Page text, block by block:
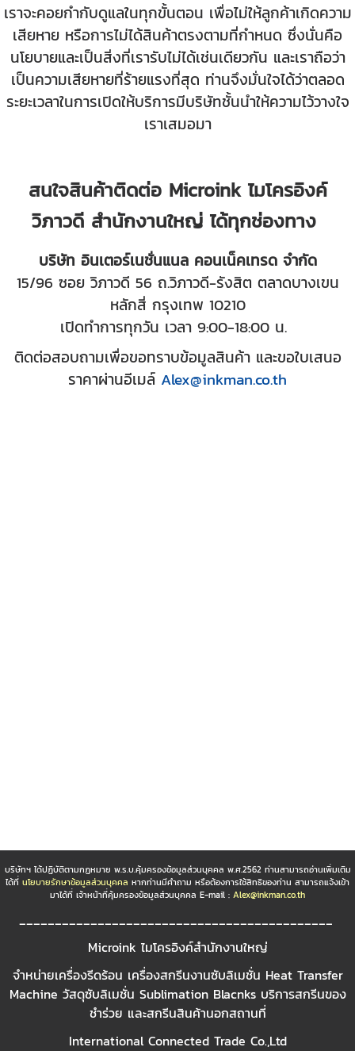
เราจะคอยกำกับดูแลในทุกขั้นตอน เพื่อไม่ให้ลูกค้าเกิดความ
เสียหาย หรือการไม่ได้สินค้าตรงตามที่กำหนด ซึ่งนั่นคือ
นโยบายและเป็นสิ่งที่เรารับไม่ได้เช่นเดียวกัน และเราถือว่า
เป็นความเสียหายที่ร้ายแรงที่สุด ท่านจึงมั่นใจได้ว่าตลอด
ระยะเวลาในการเปิดให้บริการมีบริษัทชั้นนำให้ความไว้วางใจ
เราเสมอมา
สนใจสินค้าติดต่อ Microink ไมโครอิงค์
วิภาวดี สำนักงานใหญ่ ได้ทุกช่องทาง
บริษัท อินเตอร์เนชั่นแนล คอนเน็คเทรด จำกัด
15/96 ซอย วิภาวดี 56 ถ.วิภาวดี-รังสิต ตลาดบางเขน
หลักสี่ กรุงเทพ 10210
เปิดทำการทุกวัน เวลา 9:00-18:00 น.
ติดต่อสอบถามเพื่อขอทราบข้อมูลสินค้า และขอใบเสนอ
ราคาผ่านอีเมล์ Alex@inkman.co.th
บริษัทฯ ได้ปฏิบัติตามกฏหมาย พ.ร.บ.คุ้มครองข้อมูลส่วนบุคคล พ.ศ.2562 ท่านสามารถอ่านเพิ่มเติม
ได้ที่ นโยบายรักษาข้อมูลส่วนบุคคล หากท่านมีคำถาม หรือต้องการใช้สิทธิของท่าน สามารถแจ้งเข้า
มาได้ที่ เจ้าหน้าที่คุ้มครองข้อมูลส่วนบุคคล E-mail : Alex@inkman.co.th
____________________________________________
Microink ไมโครอิงค์สำนักงานใหญ่
จำหน่ายเครื่องรีดร้อน เครื่องสกรีนงานซับลิเมชั่น Heat Transfer
Machine วัสดุซับลิเมชั่น Sublimation Blacnks บริการสกรีนของ
ชำร่วย และสกรีนสินค้านอกสถานที่
International Connected Trade Co.,Ltd